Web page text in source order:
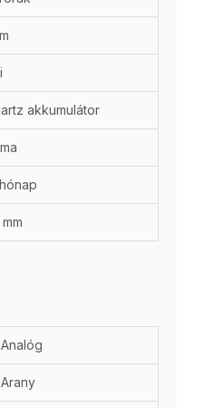
akkumulátor
Analóg
Arany